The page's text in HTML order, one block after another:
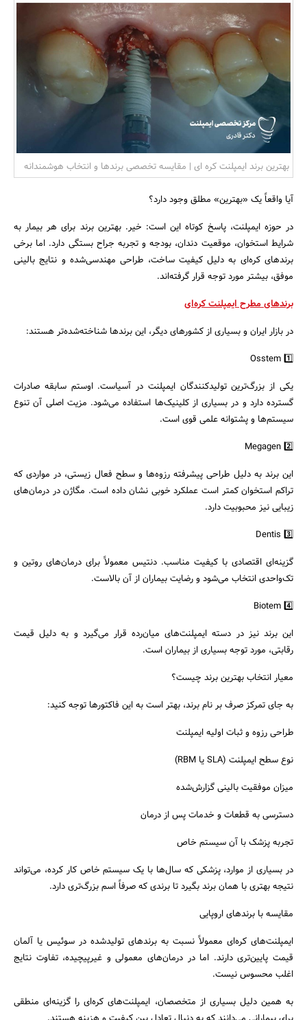
بانک، بیمه و سرمایه
مسکن و ساختمان
جستجو
بهترین برند ایمپلنت کره ای | مقایسه تخصصی برندها و انتخاب هوشمندانه
آیا واقعاً یک «بهترین» مطلق وجود دارد؟
در حوزه ایمپلنت، پاسخ کوتاه این است: خیر. بهترین برند برای هر بیمار به
شرایط استخوان، موقعیت دندان، بودجه و تجربه جراح بستگی دارد. اما برخی
برندهای کره‌ای به دلیل کیفیت ساخت، طراحی مهندسی‌شده و نتایج بالینی
موفق، بیشتر مورد توجه قرار گرفته‌اند.
برندهای مطرح ایمپلنت کره‌ای
در بازار ایران و بسیاری از کشورهای دیگر، این برندها شناخته‌شده‌تر هستند:
1️⃣ Osstem
یکی از بزرگ‌ترین تولیدکنندگان ایمپلنت در آسیاست. اوستم سابقه صادرات
گسترده دارد و در بسیاری از کلینیک‌ها استفاده می‌شود. مزیت اصلی آن تنوع
سیستم‌ها و پشتوانه علمی قوی است.
2️⃣ Megagen
این برند به دلیل طراحی پیشرفته رزوه‌ها و سطح فعال زیستی، در مواردی که
تراکم استخوان کمتر است عملکرد خوبی نشان داده است. مگاژن در درمان‌های
زیبایی نیز محبوبیت دارد.
3️⃣ Dentis
گزینه‌ای اقتصادی با کیفیت مناسب. دنتیس معمولاً برای درمان‌های روتین و
تک‌واحدی انتخاب می‌شود و رضایت بیماران از آن بالاست.
4️⃣ Biotem
این برند نیز در دسته ایمپلنت‌های میان‌رده قرار می‌گیرد و به دلیل قیمت
رقابتی، مورد توجه بسیاری از بیماران است.
معیار انتخاب بهترین برند چیست؟
به جای تمرکز صرف بر نام برند، بهتر است به این فاکتورها توجه کنید:
طراحی رزوه و ثبات اولیه ایمپلنت
نوع سطح ایمپلنت (SLA یا RBM)
میزان موفقیت بالینی گزارش‌شده
دسترسی به قطعات و خدمات پس از درمان
تجربه پزشک با آن سیستم خاص
در بسیاری از موارد، پزشکی که سال‌ها با یک سیستم خاص کار کرده، می‌تواند
نتیجه بهتری با همان برند بگیرد تا برندی که صرفاً اسم بزرگ‌تری دارد.
مقایسه با برندهای اروپایی
ایمپلنت‌های کره‌ای معمولاً نسبت به برندهای تولیدشده در سوئیس یا آلمان
قیمت پایین‌تری دارند. اما در درمان‌های معمولی و غیرپیچیده، تفاوت نتایج
اغلب محسوس نیست.
به همین دلیل بسیاری از متخصصان، ایمپلنت‌های کره‌ای را گزینه‌ای منطقی